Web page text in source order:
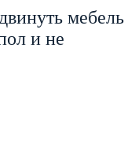
мебель
и не